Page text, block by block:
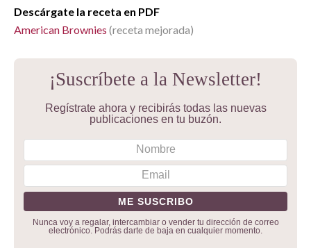
Descárgate la receta en PDF
American Brownies (receta mejorada)
¡Suscríbete a la Newsletter!
Regístrate ahora y recibirás todas las nuevas
publicaciones en tu buzón.
Nunca voy a regalar, intercambiar o vender tu dirección de correo
electrónico. Podrás darte de baja en cualquier momento.